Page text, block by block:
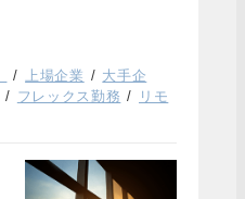
上場企業
大手企
フレックス勤務
リモ